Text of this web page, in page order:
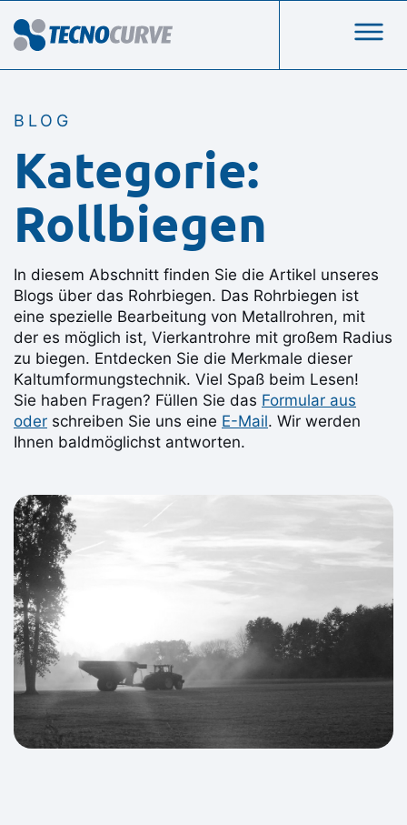
BLOG
Kategorie:
Rollbiegen
In diesem Abschnitt finden Sie die Artikel unseres
Blogs über das Rohrbiegen. Das Rohrbiegen ist
eine spezielle Bearbeitung von Metallrohren, mit
der es möglich ist, Vierkantrohre mit großem Radius
zu biegen. Entdecken Sie die Merkmale dieser
Kaltumformungstechnik. Viel Spaß beim Lesen!
Sie haben Fragen? Füllen Sie das Formular aus
oder schreiben Sie uns eine E-Mail. Wir werden
Ihnen baldmöglichst antworten.